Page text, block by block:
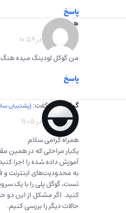
پاسخ
هی
گفت:
1403-02-09 در 10:59
من گوگل لودینگ میده هنگ‌
پاسخ
گیفت برگ گفت:
1403-02-09 در 11:05
همراه گرامی سلام
یکبار مراحلی که در همین
آموزش داده شده را اجرا
به محدودیت‌های اینترنت و
کنید. اگر مشکل از این دو
حالات دیگر را بررسی کنیم.